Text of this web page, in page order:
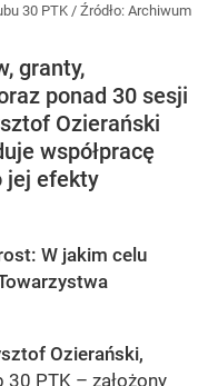
30 PTK / Źródło: Archiwum
granty,
ponad 30 sesji
Ozierański
współpracę
jej efekty
W jakim celu
Ozierański,
30 PTK – założony